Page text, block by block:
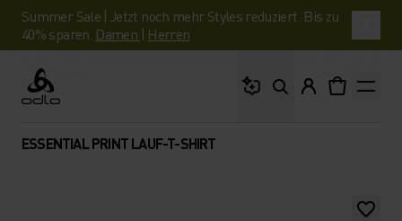
Summer Sale | Jetzt noch mehr Styles reduziert. Bis zu
40% sparen. Damen | Herren
Odlo
ESSENTIAL PRINT LAUF-T-SHIRT